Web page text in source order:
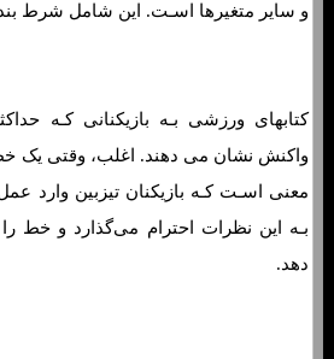
و سایر متغیرها اسـت. این شامل شرط
کتابهای ورزشی بـه بازیکنانی کـه
واکنش نشان می دهند. اغلب، وقتی یک
معنی اسـت کـه بازیکنان تیزبین وارد
بـه این نظرات احترام می‌گذارد و خط
دهد.